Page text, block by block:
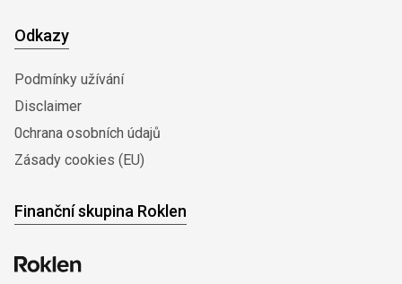
Odkazy
Podmínky užívání
Disclaimer
0chrana osobních údajů
Zásady cookies (EU)
Finanční skupina Roklen